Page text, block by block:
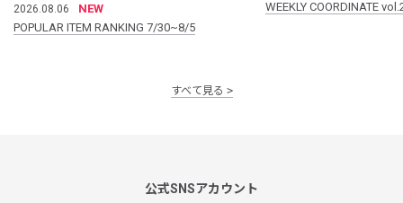
2026.08.06
NEW
POPULAR ITEM RANKING 7/30~8/5
WEEKLY COORDINATE
すべて見る
公式SNSアカウント